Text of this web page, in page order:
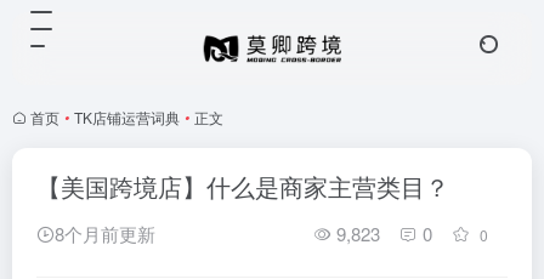
首页 • TK店铺运营词典 • 正文
【美国跨境店】什么是商家主营类目？
8个月前更新 9,823 0 0